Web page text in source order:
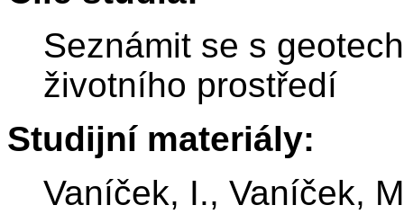
Seznámit se s
životního prostředí
Studijní materiály:
Vaníček, I., Vaníček,